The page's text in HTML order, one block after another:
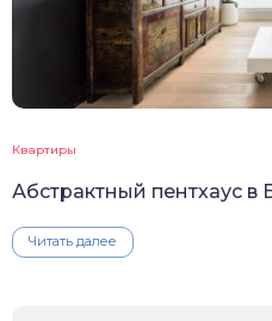
Квартиры
Абстрактный пентхаус в
Читать далее